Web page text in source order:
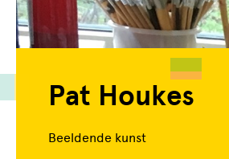
Pat Houkes
Beeldende kunst